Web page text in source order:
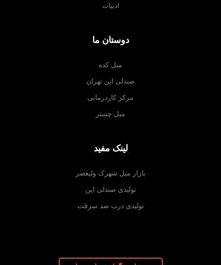
ادبیات
دوستان ما
مبل کده
صندلی اپن تهران
مرکز کاردرمانی
مبل چستر
لینک مفید
بازار مبل شهرک ولیعصر
تولیدی صندلی اپن
تولیدی درب ضد سرقت